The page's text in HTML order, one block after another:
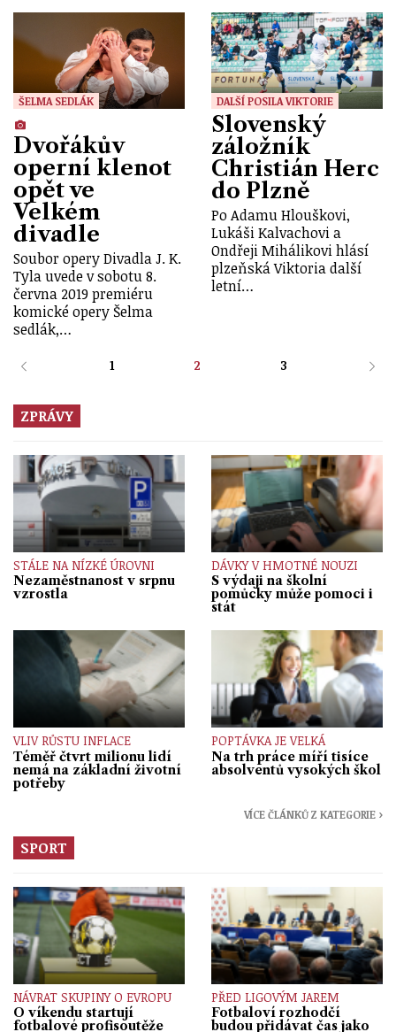
ŠELMA SEDLÁK
Dvořákův
operní klenot
opět ve
Velkém
divadle
Soubor opery Divadla J. K.
Tyla uvede v sobotu 8.
června 2019 premiéru
komické opery Šelma
sedlák,…
DALŠÍ POSILA VIKTORIE
Slovenský
záložník
Christián Herc
do Plzně
Po Adamu Hlouškovi,
Lukáši Kalvachovi a
Ondřeji Mihálikovi hlásí
plzeňská Viktoria další
letní…
1 2 3
ZPRÁVY
STÁLE NA NÍZKÉ ÚROVNI
Nezaměstnanost v srpnu
vzrostla
DÁVKY V HMOTNÉ NOUZI
S výdaji na školní
pomůcky může pomoci i
stát
VLIV RŮSTU INFLACE
Téměř čtvrt milionu lidí
nemá na základní životní
potřeby
POPTÁVKA JE VELKÁ
Na trh práce míří tisíce
absolventů vysokých škol
VÍCE ČLÁNKŮ Z KATEGORIE ›
SPORT
NÁVRAT SKUPINY O EVROPU
O víkendu startují
fotbalové profisoutěže
PŘED LIGOVÝM JAREM
Fotbaloví rozhodčí
budou přidávat čas jako